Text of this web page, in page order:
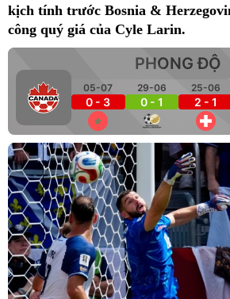
kịch tính trước Bosnia &
công quý giá của Cyle Larin.
PHONG ĐỘ
05-07
0 - 3
29-06
0 - 1
25-06
2 - 1